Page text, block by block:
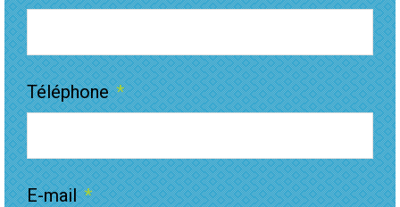
Téléphone *
E-mail *